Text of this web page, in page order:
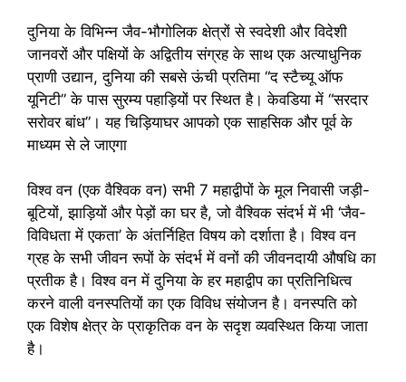
दुनिया के विभिन्न जैव-भौगोलिक क्षेत्रों से स्वदेशी और विदेशी
जानवरों और पक्षियों के अद्वितीय संग्रह के साथ एक अत्याधुनिक
प्राणी उद्यान, दुनिया की सबसे ऊंची प्रतिमा “द स्टैच्यू ऑफ
यूनिटी” के पास सुरम्य पहाड़ियों पर स्थित है। केवडिया में “सरदार
सरोवर बांध”। यह चिड़ियाघर आपको एक साहसिक और पूर्व के
माध्यम से ले जाएगा
विश्व वन (एक वैश्विक वन) सभी 7 महाद्वीपों के मूल निवासी जड़ी-
बूटियों, झाड़ियों और पेड़ों का घर है, जो वैश्विक संदर्भ में भी ‘जैव-
विविधता में एकता’ के अंतर्निहित विषय को दर्शाता है। विश्व वन
ग्रह के सभी जीवन रूपों के संदर्भ में वनों की जीवनदायी औषधि का
प्रतीक है। विश्व वन में दुनिया के हर महाद्वीप का प्रतिनिधित्व
करने वाली वनस्पतियों का एक विविध संयोजन है। वनस्पति को
एक विशेष क्षेत्र के प्राकृतिक वन के सदृश व्यवस्थित किया जाता
है।